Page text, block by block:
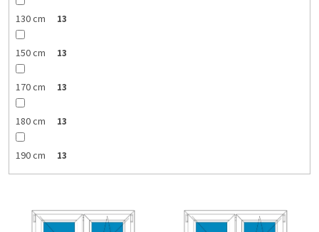
130 cm 13
150 cm 13
170 cm 13
180 cm 13
190 cm 13